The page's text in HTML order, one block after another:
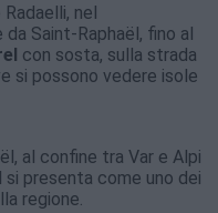
nel
Saint-Raphaël, fino al
con sosta, sulla strada
si possono vedere isole
al confine tra Var e Alpi
presenta come uno dei
regione.